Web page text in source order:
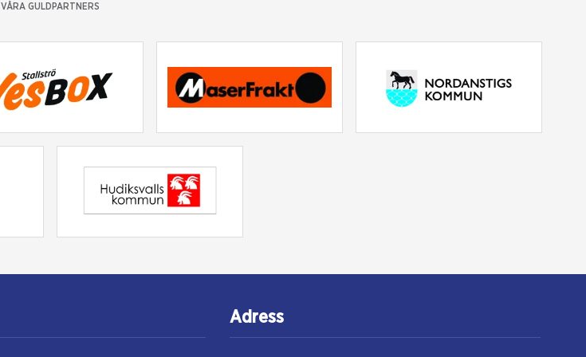
VÅRA GULDPARTNERS
Adress